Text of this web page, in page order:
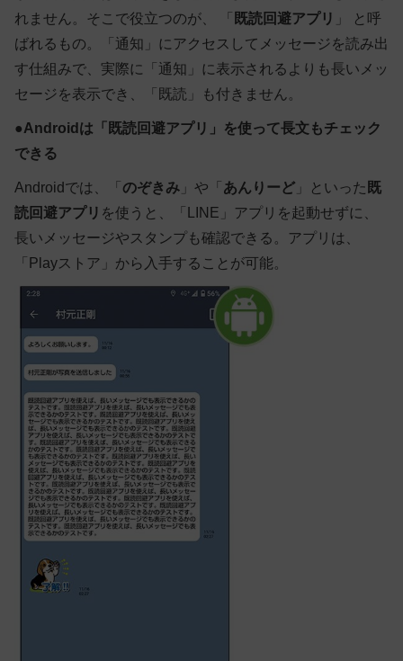
れません。そこで役立つのが、 「 既読回避アプリ 」 と呼
ばれるもの。「通知」にアクセスしてメッセージを読み出
す仕組みで、実際に「通知」に表示されるよりも長いメッ
セージを表示でき、「既読」も付きません。
●Androidは「既読回避アプリ」を使って長文もチェック
できる
Android では、「 のぞきみ 」や「 あんりーど 」といった 既
読回避アプリ を使うと、「LINE」アプリを起動せずに、
長いメッセージやスタンプも確認できる。アプリは、
「Playストア」から入手することが可能。